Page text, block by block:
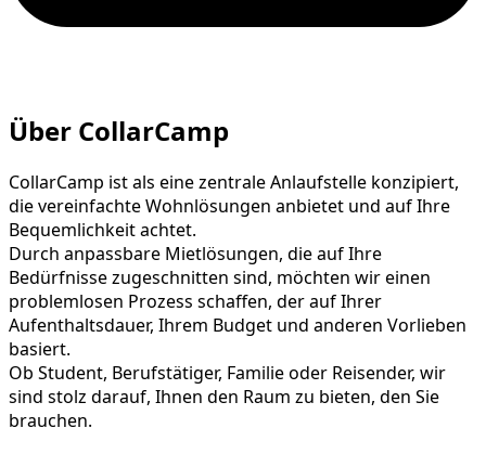
Über CollarCamp
CollarCamp ist als eine zentrale Anlaufstelle konzipiert,
die vereinfachte Wohnlösungen anbietet und auf Ihre
Bequemlichkeit achtet.
Durch anpassbare Mietlösungen, die auf Ihre
Bedürfnisse zugeschnitten sind, möchten wir einen
problemlosen Prozess schaffen, der auf Ihrer
Aufenthaltsdauer, Ihrem Budget und anderen Vorlieben
basiert.
Ob Student, Berufstätiger, Familie oder Reisender, wir
sind stolz darauf, Ihnen den Raum zu bieten, den Sie
brauchen.